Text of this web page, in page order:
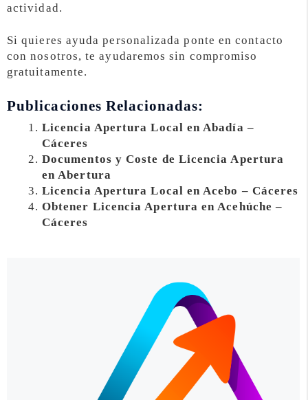
actividad.
Si quieres ayuda personalizada ponte en contacto
con nosotros, te ayudaremos sin compromiso
gratuitamente.
Publicaciones Relacionadas:
Licencia Apertura Local en Abadía –
Cáceres
Documentos y Coste de Licencia Apertura
en Abertura
Licencia Apertura Local en Acebo – Cáceres
Obtener Licencia Apertura en Acehúche –
Cáceres